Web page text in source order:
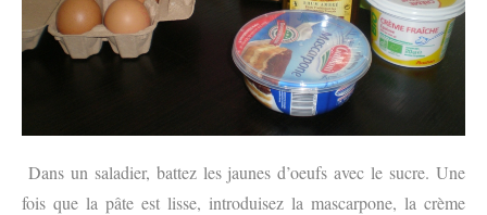
Dans un saladier, battez les jaunes d’oeufs avec le sucre. Une
fois que la pâte est lisse, introduisez la mascarpone, la crème